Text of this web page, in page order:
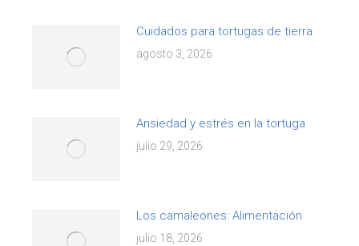
Cuidados para tortugas de tierra
agosto 3, 2026
Ansiedad y estrés en la tortuga
julio 29, 2026
Los camaleones: Alimentación
julio 18, 2026